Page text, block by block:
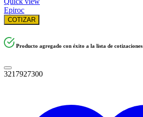
Epiroc
COTIZAR
Producto agregado con éxito a la lista de cotizaciones
3217927300